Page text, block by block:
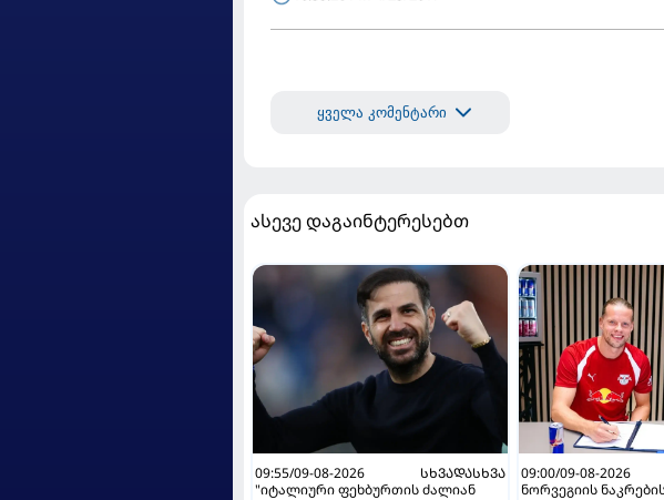
ყველა კომენტარი
ასევე დაგაინტერესებთ
09:55/09-08-2026
ᲡᲮᲕᲐᲓᲐᲡᲮᲕᲐ
"იტალიური ფეხბურთის ძალიან
09:00/09-08-2026
ნორვეგიის